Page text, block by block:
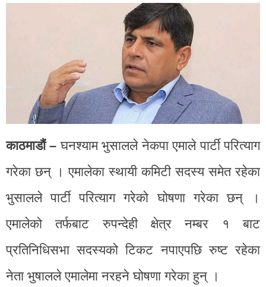
काठमाडौं – घनश्याम भुसालले नेकपा एमाले पार्टी परित्याग
गरेका छन् । एमालेका स्थायी कमिटी सदस्य समेत रहेका
भुसालले पार्टी परित्याग गरेको घोषणा गरेका छन् ।
एमालेको तर्फबाट रुपन्देही क्षेत्र नम्बर १ बाट
प्रतिनिधिसभा सदस्यको टिकट नपाएपछि रुष्ट रहेका
नेता भुषालले एमालेमा नरहने घोषणा गरेका हुन् ।